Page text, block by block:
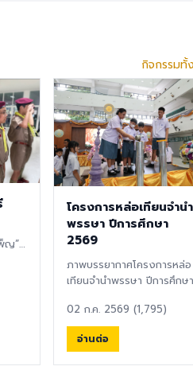
กิจกรรมทั้
ญ”
โครงการหล่อเทียนจำนำ
พรรษา ปีการศึกษา
2569
ภาพบรรยากาศโครงการหล่อ
เทียนจำนำพรรษา ปีการศึกษา
2-3 กรกฎาคม ...
02 ก.ค. 2569 (1,795)
อ่านต่อ